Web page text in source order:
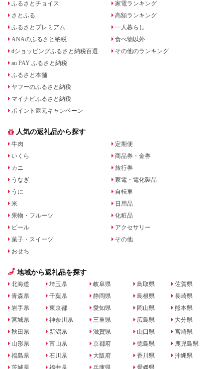
ふるさとチョイス
さとふる
ふるさとプレミアム
ANAのふるさと納税
dショッピングふるさと納税百選
au PAY ふるさと納税
ふるさと本舗
ヤフーのふるさと納税
マイナビふるさと納税
ポイント還元キャンペーン
家電ランキング
高額ランキング
一人暮らし
食べ物以外
その他のランキング
人気の返礼品から探す
牛肉
いくら
カニ
うなぎ
うに
米
果物・フルーツ
ビール
菓子・スイーツ
おせち
定期便
商品券・金券
旅行券
家電・電化製品
自転車
日用品
化粧品
アクセサリー
その他
地域から返礼品を探す
北海道
青森県
岩手県
宮城県
秋田県
山形県
福島県
茨城県
埼玉県
千葉県
東京都
神奈川県
新潟県
富山県
石川県
福井県
岐阜県
静岡県
愛知県
三重県
滋賀県
京都府
大阪府
兵庫県
鳥取県
島根県
岡山県
広島県
山口県
徳島県
香川県
愛媛県
佐賀県
長崎県
熊本県
大分県
宮崎県
鹿児島県
沖縄県